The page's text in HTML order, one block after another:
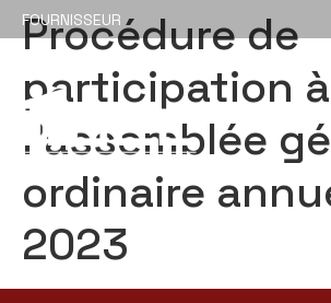
FOURNISSEUR
Procédure de
participation à
l’assemblée
ordinaire
2023